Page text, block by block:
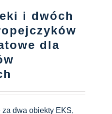
i dwóch
dla
dwa obiekty EKS,